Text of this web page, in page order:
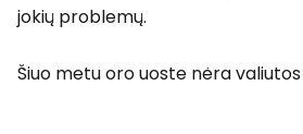
jokių problemų.
Šiuo metu oro uoste nėra